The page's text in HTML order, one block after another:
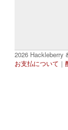
2026 Hackleberry
お支払について ｜